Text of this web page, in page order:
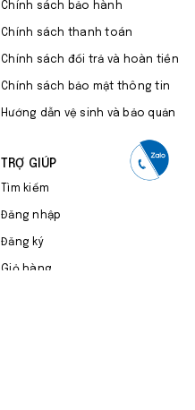
Chính sách bảo hành
Chính sách thanh toán
Chính sách đổi trả và hoàn tiền
Chính sách bảo mật thông tin
Hướng dẫn vệ sinh và bảo quản
TRỢ GIÚP
Tìm kiếm
Đăng nhập
Đăng ký
Giỏ hàng